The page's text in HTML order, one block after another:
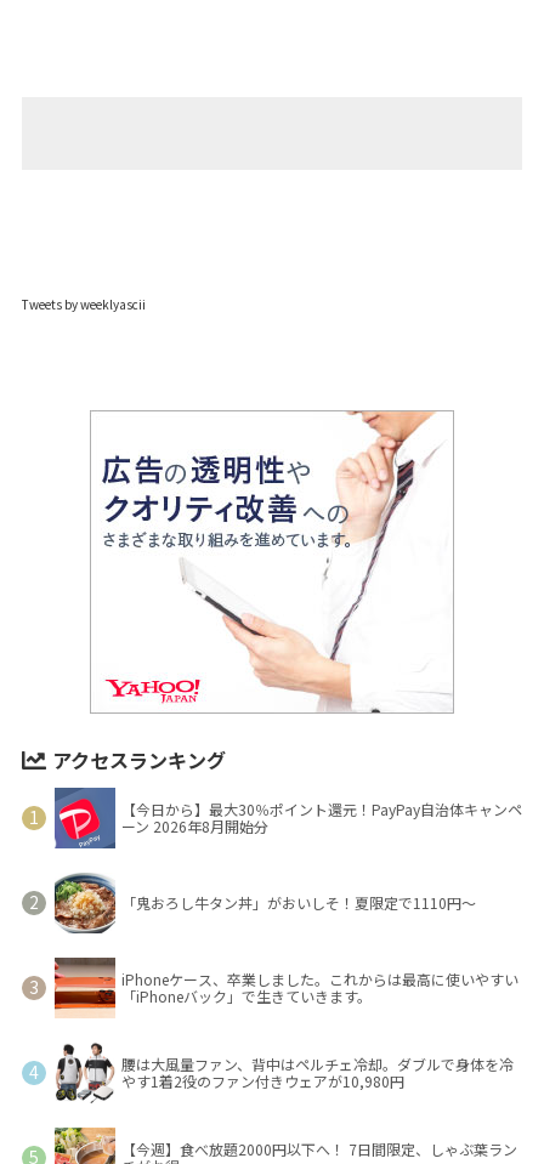
Tweets by weeklyascii
アクセスランキング
【今日から】最大30％ポイント還元！PayPay自治体キャンペ
ーン 2026年8月開始分
「鬼おろし牛タン丼」がおいしそ！夏限定で1110円～
iPhoneケース、卒業しました。これからは最高に使いやすい
「iPhoneバック」で生きていきます。
腰は大風量ファン、背中はペルチェ冷却。ダブルで身体を冷
やす1着2役のファン付きウェアが10,980円
【今週】食べ放題2000円以下へ！ 7日間限定、しゃぶ葉ラン